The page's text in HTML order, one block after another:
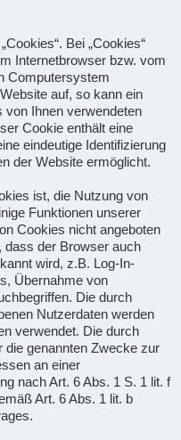
Bei „Cookies“
Internetbrowser bzw. vom
Computersystem
auf, so kann ein
Ihnen verwendeten
Cookie enthält eine
eindeutige Identifizierung
der Website ermöglicht.
ist, die Nutzung von
Funktionen unserer
Cookies nicht angeboten
dass der Browser auch
wird, z.B. Log-In-
Übernahme von
Die durch
Nutzerdaten werden
verwendet. Die durch
die genannten Zwecke zur
an einer
nach Art. 6 Abs. 1 S. 1 lit. f
Art. 6 Abs. 1 lit. b